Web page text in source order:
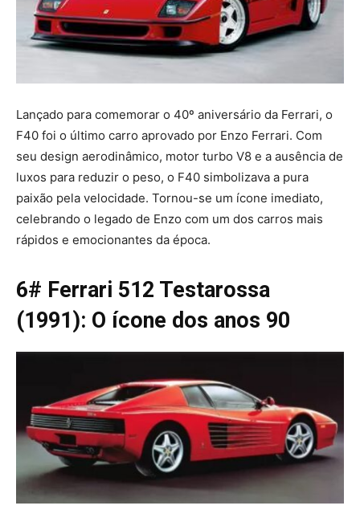
Lançado para comemorar o 40º aniversário da Ferrari, o
F40 foi o último carro aprovado por Enzo Ferrari. Com
seu design aerodinâmico, motor turbo V8 e a ausência de
luxos para reduzir o peso, o F40 simbolizava a pura
paixão pela velocidade. Tornou-se um ícone imediato,
celebrando o legado de Enzo com um dos carros mais
rápidos e emocionantes da época.
6# Ferrari 512 Testarossa
(1991): O ícone dos anos 90